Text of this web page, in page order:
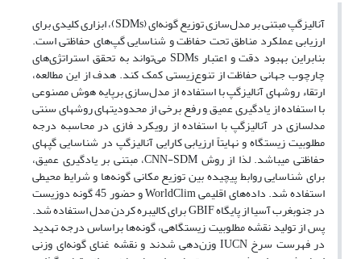
آنالیزگپ مبتنی بر مدل‌سازی توزیع گونه‌ای (SDMs)، ابزاری کلیدی برای
ارزیابی عملکرد مناطق تحت حفاظت و شناسایی گپ‌های حفاظتی است.
بنابراین بهبود دقت و اعتبار SDMs می‌تواند به تحقق استراتژی‌های
چارچوب جهانی حفاظت از تنوع‌زیستی کمک کند. هدف از این مطالعه،
ارتقاء روش­های آنالیزگپ با استفاده از مدل‌سازی برپایه هوش مصنوعی
با استفاده از یادگیری عمیق و رفع برخی از محدودیت­های روش­های سنتی
مدل­سازی در آنالیزگپ با استفاده از رویکرد فازی در محاسبه درجه
مطلوبیت زیستگاه و نهایتاً ارزیابی کارایی آنالیزگپ در شناسایی گپ­های
حفاظتی می­باشد. لذا از روش CNN-SDM، مبتنی بر یادگیری عمیق،
برای شناسایی روابط پیچیده بین توزیع مکانی گونه‌ها و شرایط محیطی
استفاده شد. داده‌های اقلیمی WorldClim و حضور 45 گونه دوزیست
در جنوب­غرب آسیا از پایگاه GBIF برای کالیبره کردن مدل استفاده شد.
پس از تولید نقشه مطلوبیت زیستگاهی، گونه‌ها براساس درجه تهدید
در فهرست سرخ IUCN وزن‌دهی شدند و نقشه غنای گونه‌ای وزنی